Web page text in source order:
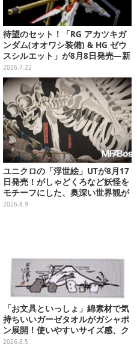
待望のセット！「RG アカツキガ
ンダム(オオワシ装備) & HG ゼウ
スシルエット」が8月8日発売―新
規造形の股関節強化パーツも付属
2026.7.22
ユニクロの「浮世絵」UTが8月17
日発売！がしゃどくろなど妖怪を
モチーフにした、奥深い世界観が
最高にオシャレ
2026.8.9
「お文具といっしょ」綿素材で気
持ちいいガーゼタオルがガシャポ
ン展開！使いやすいサイズ感、ク
ールな和柄や可愛らしいお寿司な
2026.8.5